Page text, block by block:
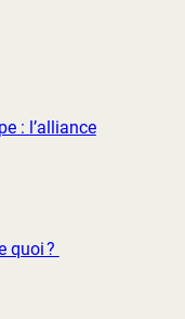
: l’alliance
quoi ?